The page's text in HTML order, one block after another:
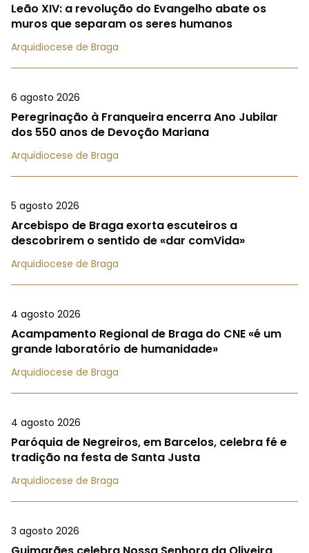
Leão XIV: a revolução do Evangelho abate os
muros que separam os seres humanos
Arquidiocese de Braga
6 agosto 2026
Peregrinação à Franqueira encerra Ano Jubilar
dos 550 anos de Devoção Mariana
Arquidiocese de Braga
5 agosto 2026
Arcebispo de Braga exorta escuteiros a
descobrirem o sentido de «dar comVida»
Arquidiocese de Braga
4 agosto 2026
Acampamento Regional de Braga do CNE «é um
grande laboratório de humanidade»
Arquidiocese de Braga
4 agosto 2026
Paróquia de Negreiros, em Barcelos, celebra fé e
tradição na festa de Santa Justa
Arquidiocese de Braga
3 agosto 2026